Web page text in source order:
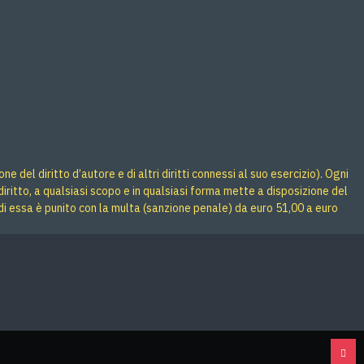
del diritto d’autore e di altri diritti connessi al suo esercizio). Ogni
a qualsiasi scopo e in qualsiasi forma mette a disposizione del
è punito con la multa (sanzione penale) da euro 51,00 a euro